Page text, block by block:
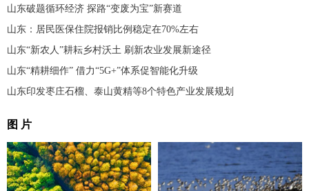
山东破题循环经济 探路“变废为宝”新赛道
山东：居民医保住院报销比例稳定在70%左右
山东“新农人”耕耘乡村沃土 刷新农业发展新途径
山东“精耕细作” 借力“5G+”体系促智能化升级
山东印发枣庄石榴、泰山黄精等8个特色产业发展规划
图 片